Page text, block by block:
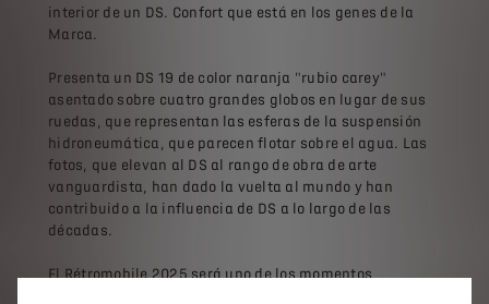
interior de un DS. Confort que está en los genes de la
Marca.
Presenta un DS 19 de color naranja "rubio carey"
asentado sobre cuatro grandes globos en lugar de sus
ruedas, que representan las esferas de la suspensión
hidroneumática, que parecen flotar sobre el agua. Las
fotos, que elevan al DS al rango de obra de arte
vanguardista, han dado la vuelta al mundo y han
contribuido a la influencia de DS a lo largo de las
décadas.
El Rétromobile 2025 será uno de los momentos